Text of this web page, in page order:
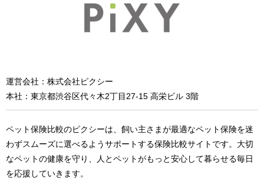
運営会社：株式会社ピクシー
本社：東京都渋谷区代々木2丁目27-15 高栄ビル 3階
ペット保険比較のピクシーは、飼い主さまが最適なペット保険を迷
わずスムーズに選べるようサポートする保険比較サイトです。大切
なペットの健康を守り、人とペットがもっと安心して暮らせる毎日
を応援していきます。